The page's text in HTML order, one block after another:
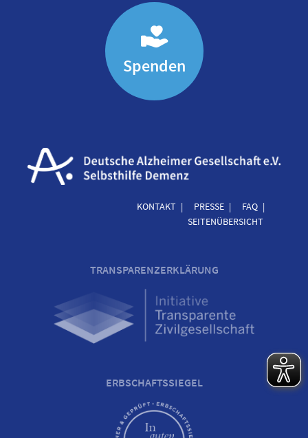
Spenden
KONTAKT PRESSE
FAQ
SEITENÜBERSICHT
TRANSPARENZERKLÄRUNG
ERBSCHAFTSSIEGEL